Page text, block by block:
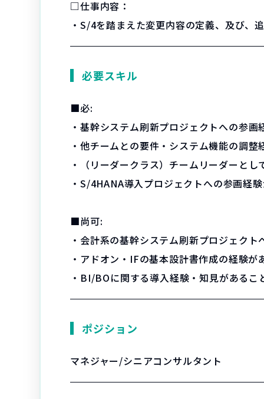
□仕事内容：
・S/4を踏まえた変更内容の定義、及び、
必要スキル
■必:
・基幹システム刷新プロジェクトへの参画
・他チームとの要件・システム機能の調
・（リーダークラス）チームリーダーと
・S/4HANA導入プロジェクトへの参画経
■尚可:
・会計系の基幹システム刷新プロジェク
・アドオン・IFの基本設計書作成の経験が
・BI/BOに関する導入経験・知見がある
ポジション
マネジャー/シニアコンサルタント